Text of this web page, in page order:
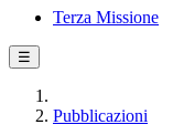
Terza Missione
☰
Pubblicazioni